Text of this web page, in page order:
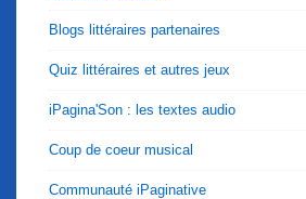
Blogs littéraires partenaires
Quiz littéraires et autres jeux
iPagina'Son : les textes audio
Coup de coeur musical
Communauté iPaginative